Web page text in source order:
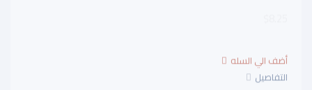
التفاصيل